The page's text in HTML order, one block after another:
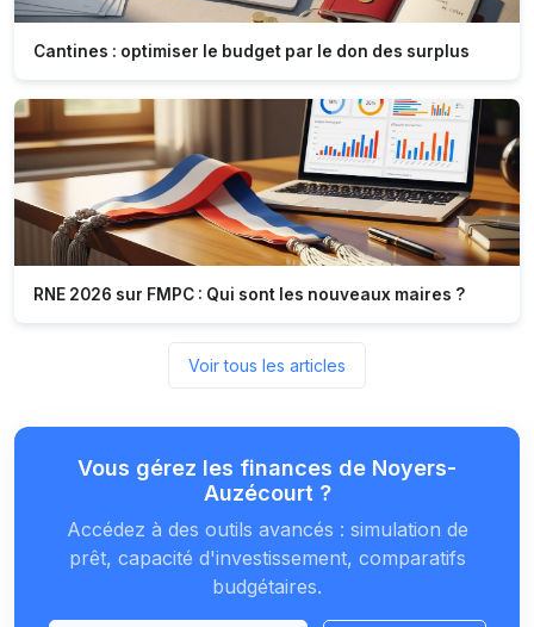
Cantines : optimiser le budget par le don des surplus
RNE 2026 sur FMPC : Qui sont les nouveaux maires ?
Voir tous les articles
Vous gérez les finances de Noyers-
Auzécourt ?
Accédez à des outils avancés : simulation de
prêt, capacité d'investissement, comparatifs
budgétaires.